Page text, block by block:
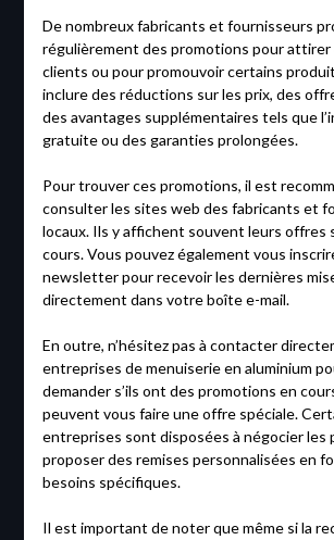
De nombreux fabricants et fournisseurs
régulièrement des promotions pour attirer
clients ou pour promouvoir certains
inclure des réductions sur les prix, des
des avantages supplémentaires tels que
gratuite ou des garanties prolongées.
Pour trouver ces promotions, il est
consulter les sites web des fabricants et
locaux. Ils y affichent souvent leurs offres
cours. Vous pouvez également vous
newsletter pour recevoir les dernières
directement dans votre boîte e-mail.
En outre, n’hésitez pas à contacter
entreprises de menuiserie en aluminium
demander s’ils ont des promotions en
peuvent vous faire une offre spéciale.
entreprises sont disposées à négocier les
proposer des remises personnalisées en
besoins spécifiques.
Il est important de noter que même si la